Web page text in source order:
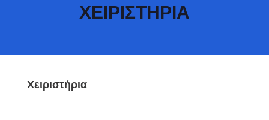
ΧΕΙΡΙΣΤΗΡΙΑ
Χειριστήρια